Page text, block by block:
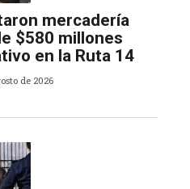
mercadería
$580 millones
en la Ruta 14
de 2026